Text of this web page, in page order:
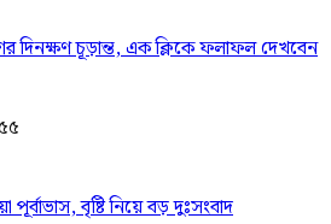
দিনক্ষণ চূড়ান্ত, এক ক্লিকে ফলাফল দেখবেন
বৃষ্টি নিয়ে বড় দুঃসংবাদ